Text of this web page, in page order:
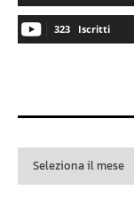
323 Iscritti